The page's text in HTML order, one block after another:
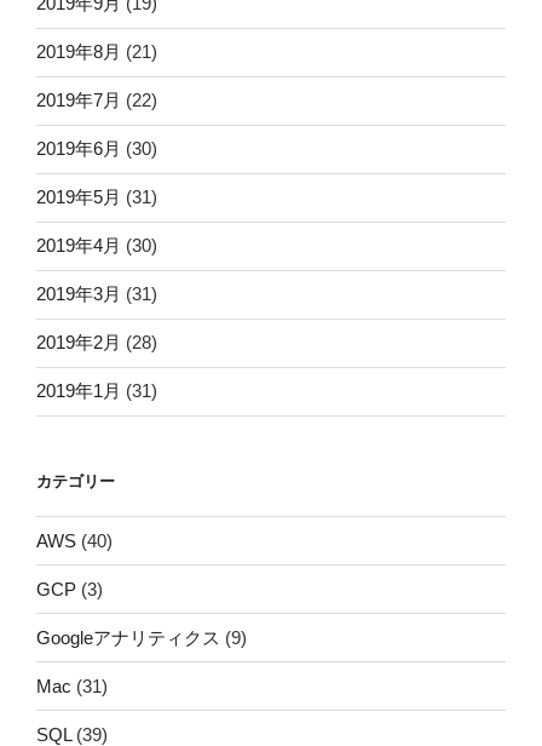
2019年8月 (21)
2019年7月 (22)
2019年6月 (30)
2019年5月 (31)
2019年4月 (30)
2019年3月 (31)
2019年2月 (28)
2019年1月 (31)
カテゴリー
AWS (40)
GCP (3)
Googleアナリティクス (9)
Mac (31)
SQL(39)